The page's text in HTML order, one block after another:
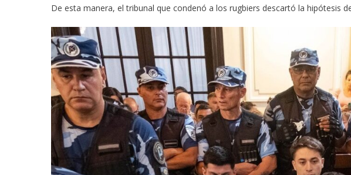
De esta manera, el tribunal que condenó a los rugbiers descartó la hipótesis